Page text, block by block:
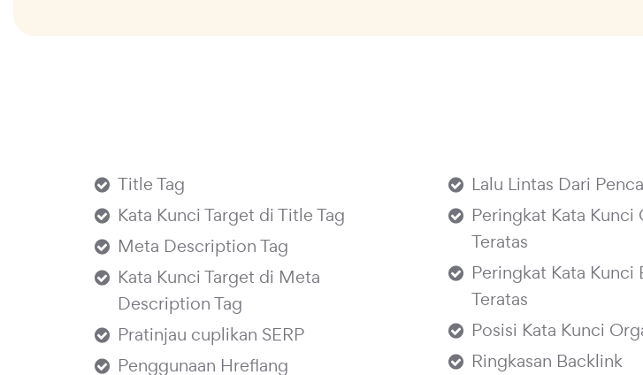
Title Tag
Kata Kunci Target di Title Tag
Meta Description Tag
Kata Kunci Target di Meta
Description Tag
Pratinjau cuplikan SERP
Penggunaan Hreflang
Lalu Lintas Dari
Peringkat Kata Kunci
Teratas
Peringkat Kata Kunci
Teratas
Posisi Kata Kunci
Ringkasan Backlink